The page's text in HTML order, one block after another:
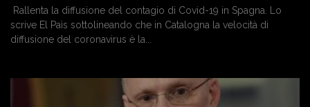
Rallenta la diffusione del contagio di Covid-19 in Spagna. Lo
scrive El Paìs sottolineando che in Catalogna la velocità di
diffusione del coronavirus è la...